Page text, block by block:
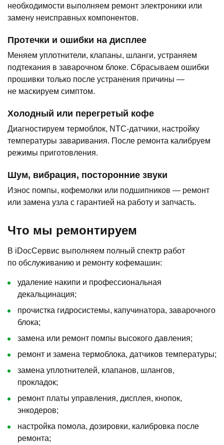
необходимости выполняем ремонт электроники или
замену неисправных компонентов.
Протечки и ошибки на дисплее
Меняем уплотнители, клапаны, шланги, устраняем
подтекания в заварочном блоке. Сбрасываем ошибки
прошивки только после устранения причины —
не маскируем симптом.
Холодный или перегретый кофе
Диагностируем термоблок, NTC-датчики, настройку
температуры заваривания. После ремонта калибруем
режимы приготовления.
Шум, вибрация, посторонние звуки
Износ помпы, кофемолки или подшипников — ремонт
или замена узла с гарантией на работу и запчасть.
Что мы ремонтируем
В iDocСервис выполняем полный спектр работ
по обслуживанию и ремонту кофемашин:
удаление накипи и профессиональная
декальцинация;
прочистка гидросистемы, капучинатора, заварочного
блока;
замена или ремонт помпы высокого давления;
ремонт и замена термоблока, датчиков температуры;
замена уплотнителей, клапанов, шлангов,
прокладок;
ремонт платы управления, дисплея, кнопок,
энкодеров;
настройка помола, дозировки, калибровка после
ремонта;